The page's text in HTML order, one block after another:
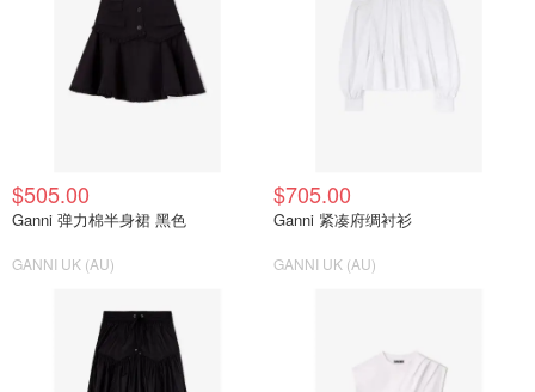
$505.00
Ganni 弹力棉半身裙 黑色
GANNI UK (AU)
$705.00
Ganni 紧凑府绸衬衫
GANNI UK (AU)